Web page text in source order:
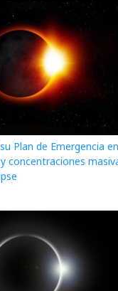
Plan de Emergencia
concentraciones